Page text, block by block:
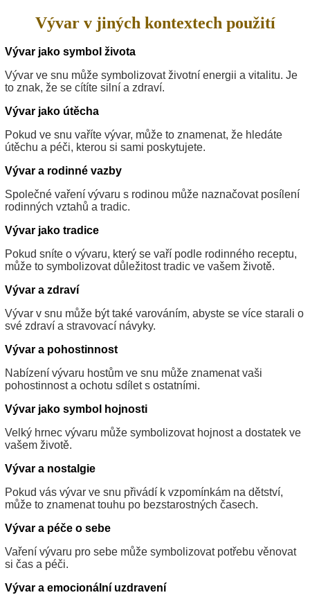
Vývar v jiných kontextech použití
Vývar jako symbol života
Vývar ve snu může symbolizovat životní energii a vitalitu. Je
to znak, že se cítíte silní a zdraví.
Vývar jako útěcha
Pokud ve snu vaříte vývar, může to znamenat, že hledáte
útěchu a péči, kterou si sami poskytujete.
Vývar a rodinné vazby
Společné vaření vývaru s rodinou může naznačovat posílení
rodinných vztahů a tradic.
Vývar jako tradice
Pokud sníte o vývaru, který se vaří podle rodinného receptu,
může to symbolizovat důležitost tradic ve vašem životě.
Vývar a zdraví
Vývar v snu může být také varováním, abyste se více starali o
své zdraví a stravovací návyky.
Vývar a pohostinnost
Nabízení vývaru hostům ve snu může znamenat vaši
pohostinnost a ochotu sdílet s ostatními.
Vývar jako symbol hojnosti
Velký hrnec vývaru může symbolizovat hojnost a dostatek ve
vašem životě.
Vývar a nostalgie
Pokud vás vývar ve snu přivádí k vzpomínkám na dětství,
může to znamenat touhu po bezstarostných časech.
Vývar a péče o sebe
Vaření vývaru pro sebe může symbolizovat potřebu věnovat
si čas a péči.
Vývar a emocionální uzdravení